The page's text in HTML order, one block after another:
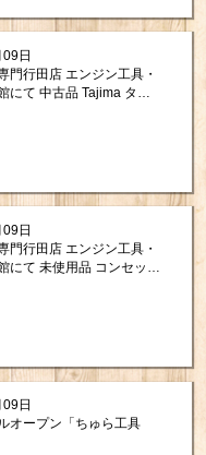
日
門行田店 エンジン工具・
にて 中古品 Tajima タジ
日
門行田店 エンジン工具・
にて 未使用品 コンセック
日
オープン「ちゅら工具